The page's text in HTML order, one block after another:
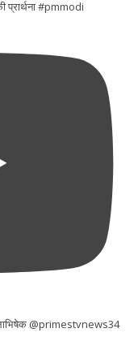
प्रार्थना #pmmodi
@primestvnews34